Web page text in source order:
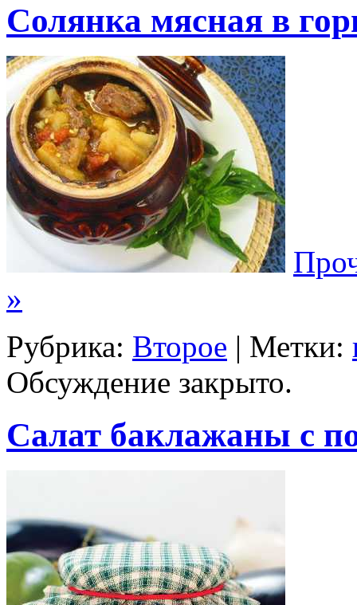
Солянка мясная в
»
Рубрика: Второе | Метки:
Обсуждение закрыто.
Салат баклажаны с